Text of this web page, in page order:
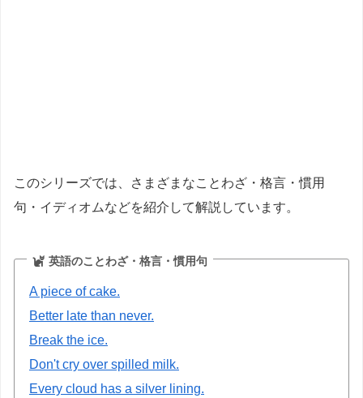
このシリーズでは、さまざまなことわざ・格言・慣用
句・イディオムなどを紹介して解説しています。
英語のことわざ・格言・慣用句
A piece of cake.
Better late than never.
Break the ice.
Don't cry over spilled milk.
Every cloud has a silver lining.